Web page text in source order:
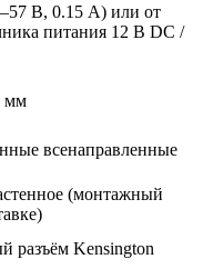
В, 0.15 A) или от
питания 12 В DC /
мм
всенаправленные
(монтажный
разъём Kensington